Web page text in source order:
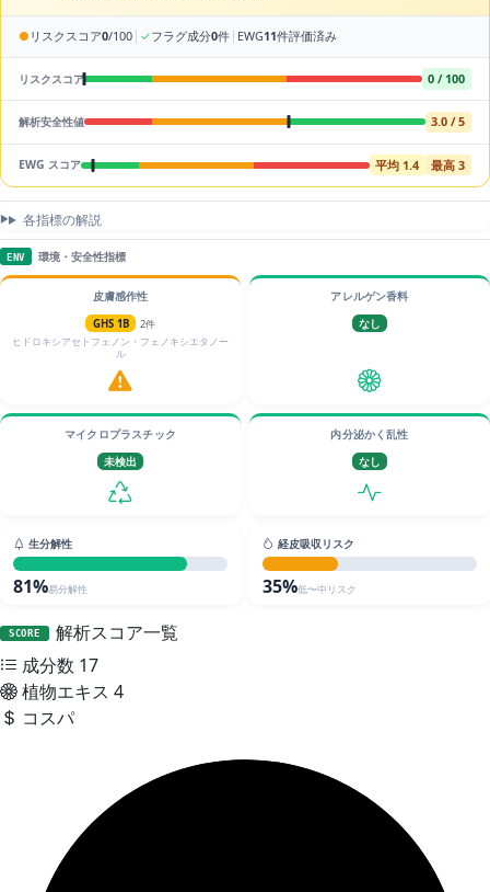
● リスクスコア0/100 | ✓フラグ成分0件 | EWG11件評価済み
リスクスコア 0 / 100
解析安全性値 3.0 / 5
EWG スコア 平均 1.4 最高 3
各指標の解説
ENV 環境・安全性指標
皮膚感作性
GHS 1B
2件
ヒドロキシアセトフェノン・フェノキシエタノー
ル
アレルゲン香料
なし
マイクロプラスチック
未検出
内分泌かく乱性
なし
生分解性
81%易分解性
経皮吸収リスク
35%低〜中リスク
SCORE
解析スコア一覧
成分数 17
植物エキス 4
コスパ